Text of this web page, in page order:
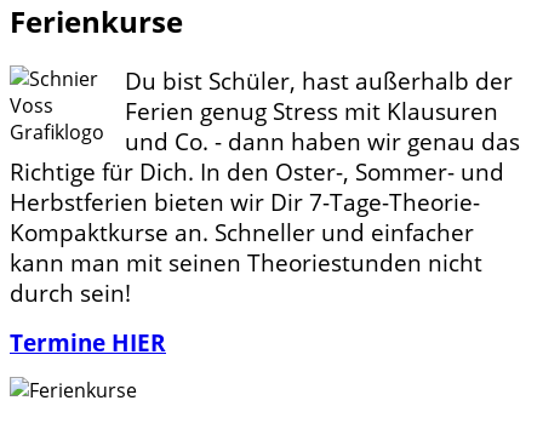
Ferienkurse
Du bist Schüler, hast außerhalb der
Ferien genug Stress mit Klausuren
und Co. - dann haben wir genau das
Richtige für Dich. In den Oster-, Sommer- und
Herbstferien bieten wir Dir 7-Tage-Theorie-
Kompaktkurse an. Schneller und einfacher
kann man mit seinen Theoriestunden nicht
durch sein!
Termine HIER